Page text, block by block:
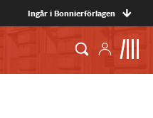
Ingår i Bonnierförlagen